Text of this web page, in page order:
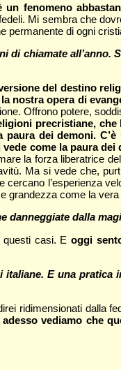
fenomeno
Mi sembra che
permanente di ogni
chiamate all’anno.
del destino
nostra opera di
Offrono potere,
precristiane,
dei demoni.
come la paura
la forza liberatrice
Ma si vede che,
l’esperienza
grandezza come la vera
danneggiate dalla
questi casi. Eoggi
E una
ridimensionati dalla
vediamo che